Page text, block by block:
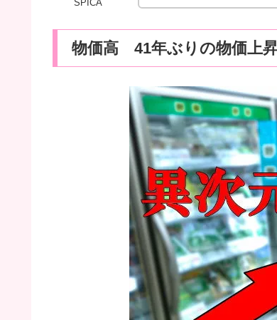
SPICA
物価高 41年ぶりの物価上